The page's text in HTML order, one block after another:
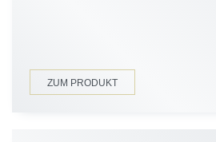
ZUM PRODUKT